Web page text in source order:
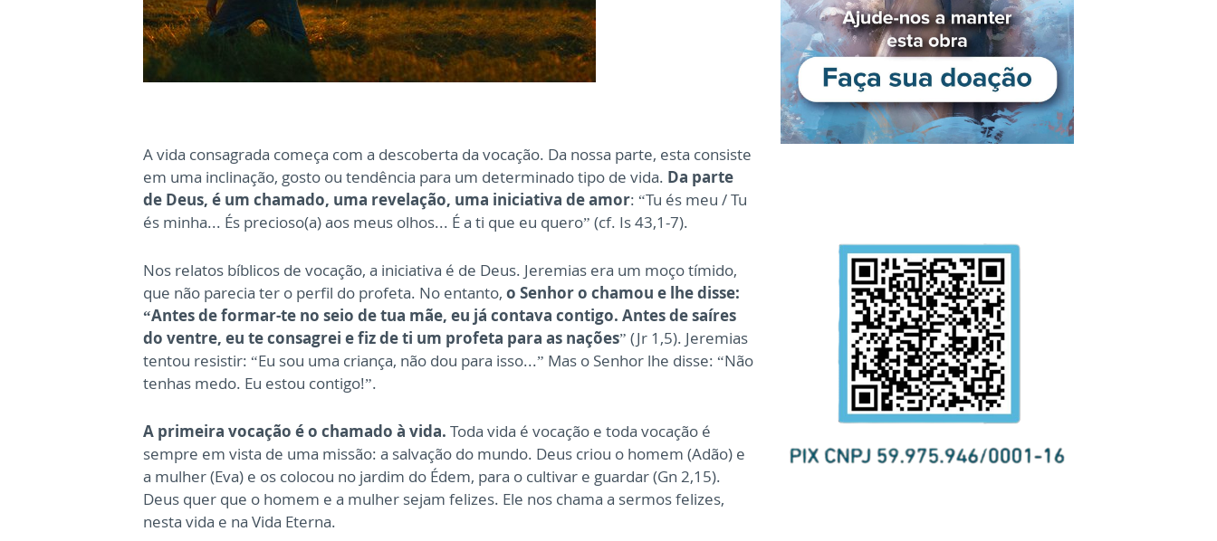
A vida consagrada começa com a descoberta da vocação. Da nossa parte, esta consiste
em uma inclinação, gosto ou tendência para um determinado tipo de vida. Da parte
de Deus, é um chamado, uma revelação, uma iniciativa de amor: “Tu és meu / Tu
és minha... És precioso(a) aos meus olhos... É a ti que eu quero” (cf. Is 43,1-7).
Nos relatos bíblicos de vocação, a iniciativa é de Deus. Jeremias era um moço tímido,
que não parecia ter o perfil do profeta. No entanto, o Senhor o chamou e lhe disse:
“Antes de formar-te no seio de tua mãe, eu já contava contigo. Antes de saíres
do ventre, eu te consagrei e fiz de ti um profeta para as nações” (Jr 1,5). Jeremias
tentou resistir: “Eu sou uma criança, não dou para isso...” Mas o Senhor lhe disse: “Não
tenhas medo. Eu estou contigo!”.
A primeira vocação é o chamado à vida. Toda vida é vocação e toda vocação é
sempre em vista de uma missão: a salvação do mundo. Deus criou o homem (Adão) e
a mulher (Eva) e os colocou no jardim do Édem, para o cultivar e guardar (Gn 2,15).
Deus quer que o homem e a mulher sejam felizes. Ele nos chama a sermos felizes,
nesta vida e na Vida Eterna.